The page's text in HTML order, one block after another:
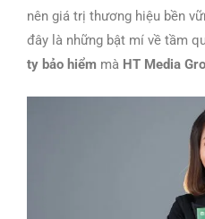
nên giá trị thương hiệu bền
đây là những bật mí về tầm
ty bảo hiểm mà HT Media